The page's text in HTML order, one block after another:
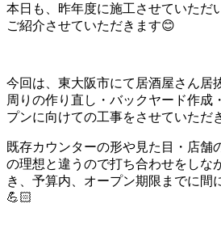
本日も、昨年度に施工させていただ
ご紹介させていただきます😊
今回は、東大阪市にて居酒屋さん居
周りの作り直し・バックヤード作成
プンに向けての工事をさせていただ
既存カウンターの形や見た目・店舗
の理想と違うので打ち合わせをしな
き、予算内、オープン期限までに間
💪🏻